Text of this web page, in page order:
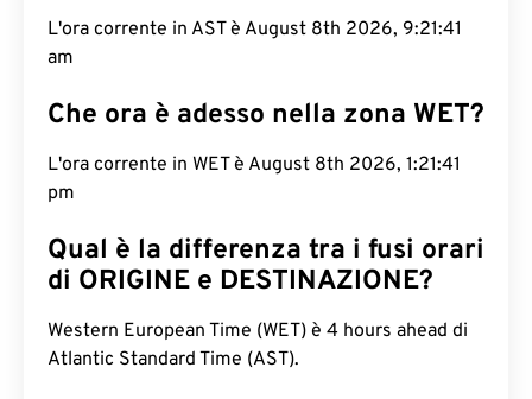
L'ora corrente in AST è August 8th 2026, 9:21:42
am
Che ora è adesso nella zona WET?
L'ora corrente in WET è August 8th 2026, 1:21:42
pm
Qual è la differenza tra i fusi orari
di ORIGINE e DESTINAZIONE?
Western European Time (WET) è 4 hours ahead di
Atlantic Standard Time (AST).